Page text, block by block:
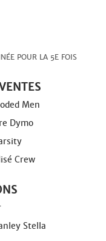
POUR LA 5E FOIS
Men
Dymo
Crew
Stella